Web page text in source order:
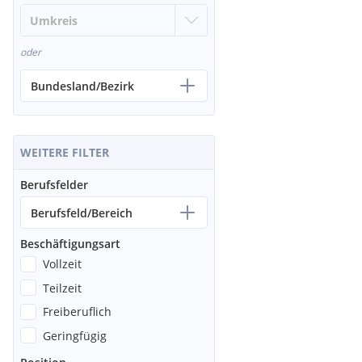
oder
Bundesland/Bezirk
WEITERE FILTER
Berufsfelder
Berufsfeld/Bereich
Beschäftigungsart
Vollzeit
Teilzeit
Freiberuflich
Geringfügig